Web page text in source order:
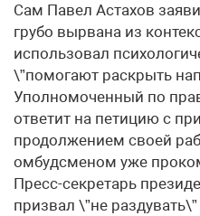
Сам Павел Астахов
грубо вырвана из
использовал
\”помогают раскрыть
Уполномоченный по
ответит на петицию с
продолжением своей
омбудсменом уже
Пресс-секретарь
призвал \”не